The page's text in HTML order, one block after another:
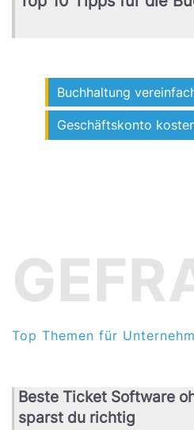
Buchhaltung
Geschäftskonto
Top Themen für
Beste Ticket Software
sparst du richtig